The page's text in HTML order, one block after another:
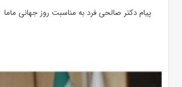
پیام دکتر صالحی فرد به مناسبت روز جهانی ماما